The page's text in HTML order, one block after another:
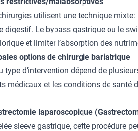
utilisent une technique
digestif. Le bypass gastrique ou le
et limiter l’absorption des
options de chirurgie bariatrique
type d’intervention dépend de
médicaux et les conditions de santé
laparoscopique
sleeve gastrique, cette procédure